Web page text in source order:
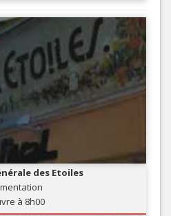
des Etoiles
à 8h00